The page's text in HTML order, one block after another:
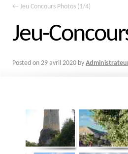
← Jeu Concours Photos (1/4)
Jeu-
Posted on 29 avril 2020 by